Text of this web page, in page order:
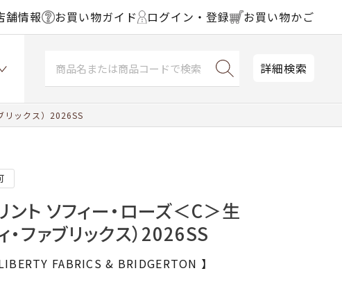
舗情報 お買い物ガイド ログイン・登録 お買い物かご
詳細検索
リックス）2026SS
ント ソフィー・ローズ＜C＞生
・ファブリックス）2026SS
FABRICS & BRIDGERTON 】